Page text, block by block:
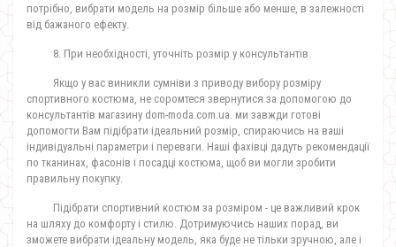
потрібно, вибрати модель на розмір більше або менше, в залежності
від бажаного ефекту.
8. При необхідності, уточніть розмір у консультантів.
Якщо у вас виникли сумніви з приводу вибору розміру
спортивного костюма, не соромтеся звернутися за допомогою до
консультантів магазину dom-moda.com.ua. ми завжди готові
допомогти Вам підібрати ідеальний розмір, спираючись на ваші
індивідуальні параметри і переваги. Наші фахівці дадуть рекомендації
по тканинах, фасонів і посадці костюма, щоб ви могли зробити
правильну покупку.
Підібрати спортивний костюм за розміром - це важливий крок
на шляху до комфорту і стилю. Дотримуючись наших порад, ви
зможете вибрати ідеальну модель, яка буде не тільки зручною, але і